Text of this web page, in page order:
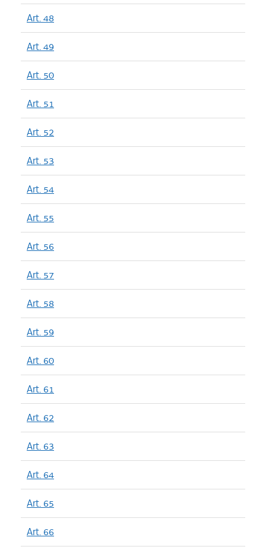
Art. 48
Art. 49
Art. 50
Art. 51
Art. 52
Art. 53
Art. 54
Art. 55
Art. 56
Art. 57
Art. 58
Art. 59
Art. 60
Art. 61
Art. 62
Art. 63
Art. 64
Art. 65
Art. 66